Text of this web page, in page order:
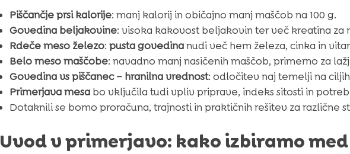
Piščančje prsi kalorije: manj kalorij in običajno manj maščob na 100 g.
Govedina beljakovine: visoka kakovost beljakovin ter več kreatina za
Rdeče meso železo: pusta govedinanudi več hem železa, cinka in
Belo meso maščobe: navadno manj nasičenih maščob, primerno za
Govedina vs piščanec – hranilna vrednost: odločitev naj temelji na
Primerjava mesabo vključila tudi vpliv priprave, indeks sitosti in
Dotaknili se bomo proračuna, trajnosti in praktičnih rešitev za različne
Uvod v primerjavo: kako izbiramo